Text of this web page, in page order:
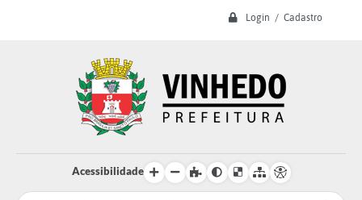
Login / Cadastro
Acessibilidade